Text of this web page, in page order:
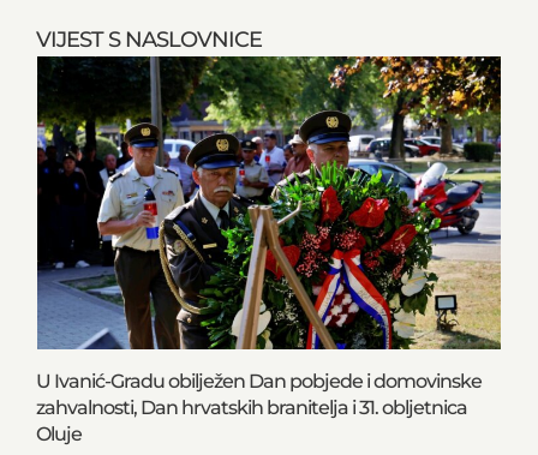
VIJEST S NASLOVNICE
U Ivanić-Gradu obilježen Dan pobjede i domovinske
zahvalnosti, Dan hrvatskih branitelja i 31. obljetnica
Oluje